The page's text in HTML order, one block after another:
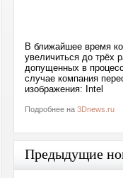
В ближайшее время
увеличиться до трёх
допущенных в
случае компания
изображения: Intel
Подробнее на 3Dnews.ru
Предыдущие